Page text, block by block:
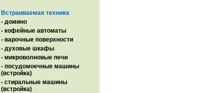
.
Встраиваемая техника
- домино
- кофейные автоматы
- варочные поверхности
- духовые шкафы
- микроволновые печи
- посудомоечные машины
(встройка)
- стиральные машины
(встройка)